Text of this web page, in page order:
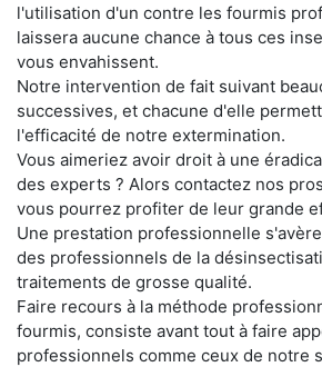
l'utilisation d'un contre les fourmis
laissera aucune chance à tous ces
vous envahissent.
Notre intervention de fait suivant
successives, et chacune d'elle
l'efficacité de notre extermination.
Vous aimeriez avoir droit à une
des experts ? Alors contactez nos
vous pourrez profiter de leur grande
Une prestation professionnelle
des professionnels de la
traitements de grosse qualité.
Faire recours à la méthode
fourmis, consiste avant tout à faire
professionnels comme ceux de notre